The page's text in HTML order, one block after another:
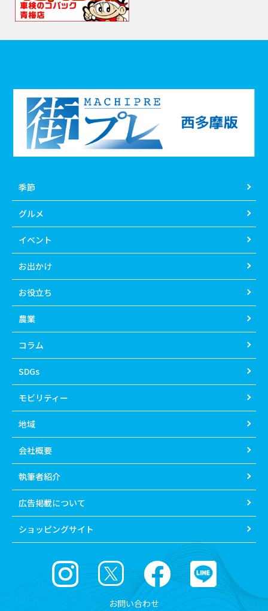
季節
グルメ
イベント
お出かけ
お役立ち
農業
コラム
SDGs
モビリティー
地域
会社概要
執筆者紹介
広告掲載について
ショッピングサイト
お問い合わせ